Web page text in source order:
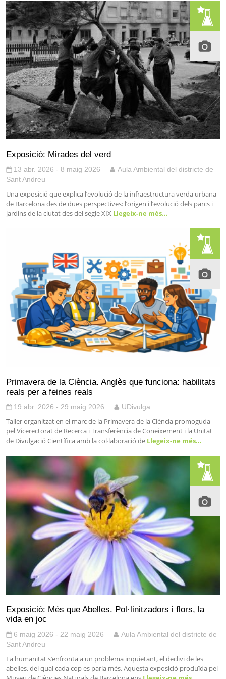
Exposició: Mirades del verd
13 abr. 2026 - 8 maig 2026
Aula Ambiental del districte de
Sant Andreu
Una exposició que explica l’evolució de la infraestructura verda urbana
de Barcelona des de dues perspectives: l’origen i l’evolució dels parcs i
jardins de la ciutat des del segle XIX Llegeix-ne més…
Primavera de la Ciència. Anglès que funciona: habilitats
reals per a feines reals
19 abr. 2026 - 29 maig 2026 UDivulga
Taller organitzat en el marc de la Primavera de la Ciència promoguda
pel Vicerectorat de Recerca i Transferència de Coneixement i la Unitat
de Divulgació Científica amb la col·laboració de Llegeix-ne més…
Exposició: Més que Abelles. Pol·linitzadors i flors, la
vida en joc
6 maig 2026 - 22 maig 2026
Aula Ambiental del districte de
Sant Andreu
La humanitat s’enfronta a un problema inquietant, el declivi de les
abelles, del qual cada cop es parla més. Aquesta exposició produïda pel